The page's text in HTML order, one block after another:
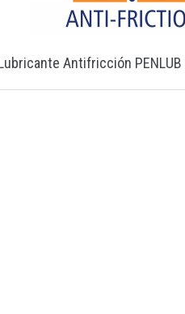
Antifricción PENLUB